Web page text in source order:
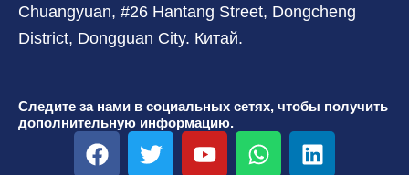
Chuangyuan, #26 Hantang Street, Dongcheng
District, Dongguan City. Китай.
Следите за нами в социальных сетях, чтобы получить
дополнительную информацию.
F
a
T
w
Y
o
W
h
L
i